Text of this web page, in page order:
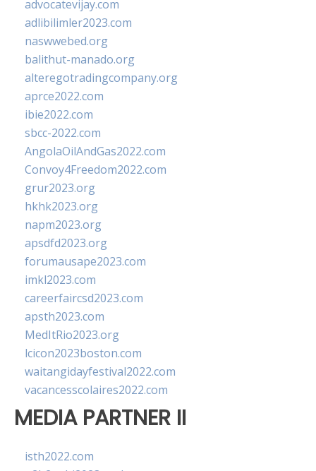
advocatevijay.com
adlibilimler2023.com
naswwebed.org
balithut-manado.org
alteregotradingcompany.org
aprce2022.com
ibie2022.com
sbcc-2022.com
AngolaOilAndGas2022.com
Convoy4Freedom2022.com
grur2023.org
hkhk2023.org
napm2023.org
apsdfd2023.org
forumausape2023.com
imkl2023.com
careerfaircsd2023.com
apsth2023.com
MedItRio2023.org
lcicon2023boston.com
waitangidayfestival2022.com
vacancesscolaires2022.com
MEDIA PARTNER II
isth2022.com